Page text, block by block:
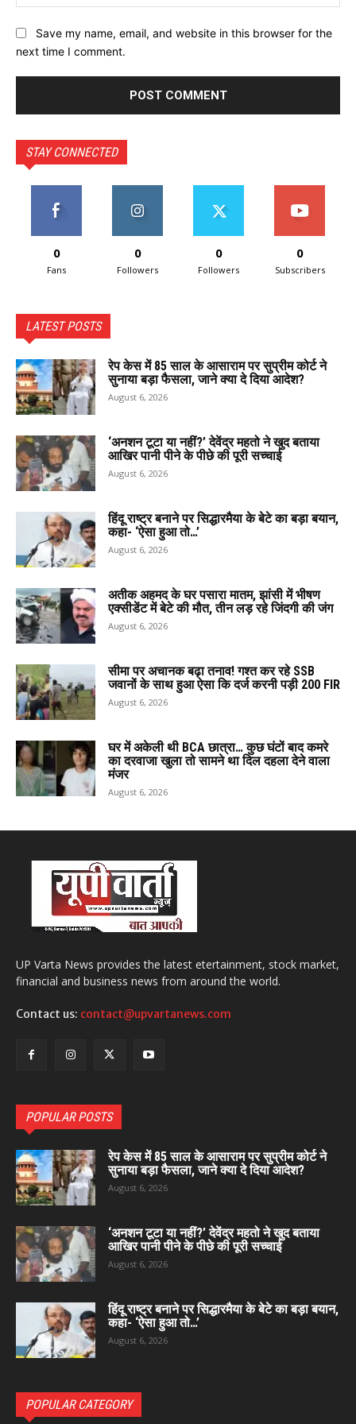
Save my name, email, and website in this browser for the
next time I comment.
STAY CONNECTED
0
Fans
0
Followers
0
Followers
0
Subscribers
LATEST POSTS
रेप केस में 85 साल के आसाराम पर सुप्रीम कोर्ट ने
सुनाया बड़ा फैसला, जाने क्या दे दिया आदेश?
August 6, 2026
‘अनशन टूटा या नहीं?’ देवेंद्र महतो ने खुद बताया
आखिर पानी पीने के पीछे की पूरी सच्चाई
August 6, 2026
हिंदू राष्ट्र बनाने पर सिद्धारमैया के बेटे का बड़ा बयान,
कहा- ‘ऐसा हुआ तो…’
August 6, 2026
अतीक अहमद के घर पसारा मातम, झांसी में भीषण
एक्सीडेंट में बेटे की मौत, तीन लड़ रहे जिंदगी की जंग
August 6, 2026
सीमा पर अचानक बढ़ा तनाव! गश्त कर रहे SSB
जवानों के साथ हुआ ऐसा कि दर्ज करनी पड़ी 200 FIR
August 6, 2026
घर में अकेली थी BCA छात्रा… कुछ घंटों बाद कमरे
का दरवाजा खुला तो सामने था दिल दहला देने वाला
मंजर
August 6, 2026
UP Varta News provides the latest etertainment, stock market,
financial and business news from around the world.
Contact us: contact@upvartanews.com
POPULAR POSTS
रेप केस में 85 साल के आसाराम पर सुप्रीम कोर्ट ने
सुनाया बड़ा फैसला, जाने क्या दे दिया आदेश?
August 6, 2026
‘अनशन टूटा या नहीं?’ देवेंद्र महतो ने खुद बताया
आखिर पानी पीने के पीछे की पूरी सच्चाई
August 6, 2026
हिंदू राष्ट्र बनाने पर सिद्धारमैया के बेटे का बड़ा बयान,
कहा- ‘ऐसा हुआ तो…’
August 6, 2026
POPULAR CATEGORY